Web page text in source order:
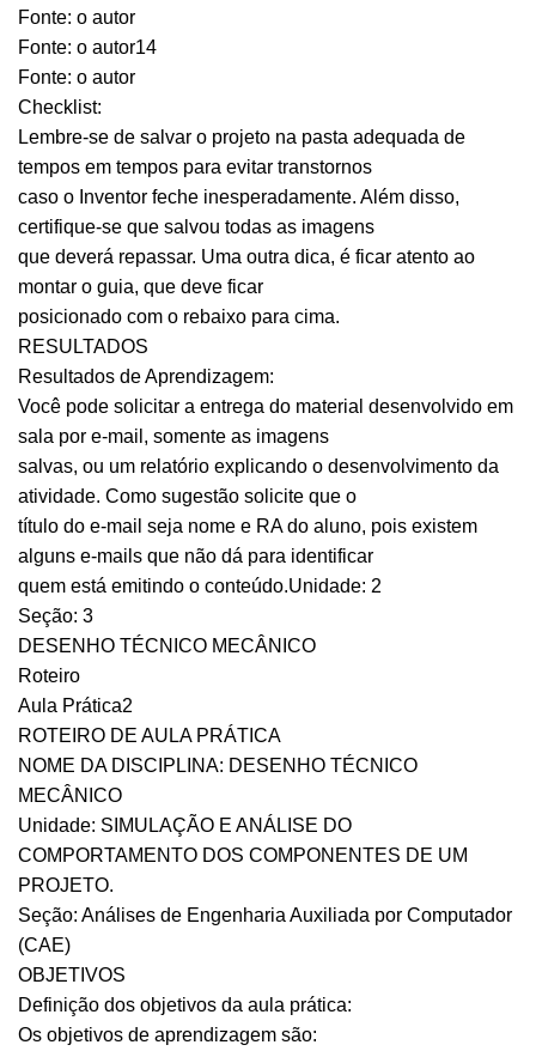
Fonte: o autor
Fonte: o autor14
Fonte: o autor
Checklist:
Lembre-se de salvar o projeto na pasta adequada de
tempos em tempos para evitar transtornos
caso o Inventor feche inesperadamente. Além disso,
certifique-se que salvou todas as imagens
que deverá repassar. Uma outra dica, é ficar atento ao
montar o guia, que deve ficar
posicionado com o rebaixo para cima.
RESULTADOS
Resultados de Aprendizagem:
Você pode solicitar a entrega do material desenvolvido em
sala por e-mail, somente as imagens
salvas, ou um relatório explicando o desenvolvimento da
atividade. Como sugestão solicite que o
título do e-mail seja nome e RA do aluno, pois existem
alguns e-mails que não dá para identificar
quem está emitindo o conteúdo.Unidade: 2
Seção: 3
DESENHO TÉCNICO MECÂNICO
Roteiro
Aula Prática2
ROTEIRO DE AULA PRÁTICA
NOME DA DISCIPLINA: DESENHO TÉCNICO
MECÂNICO
Unidade: SIMULAÇÃO E ANÁLISE DO
COMPORTAMENTO DOS COMPONENTES DE UM
PROJETO.
Seção: Análises de Engenharia Auxiliada por Computador
(CAE)
OBJETIVOS
Definição dos objetivos da aula prática:
Os objetivos de aprendizagem são: